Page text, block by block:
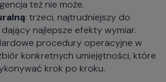
też nie może.
: trzeci, najtrudniejszy do
najlepsze efekty wymiar.
procedury operacyjne w
konkretnych umiejętności, które
krok po kroku.